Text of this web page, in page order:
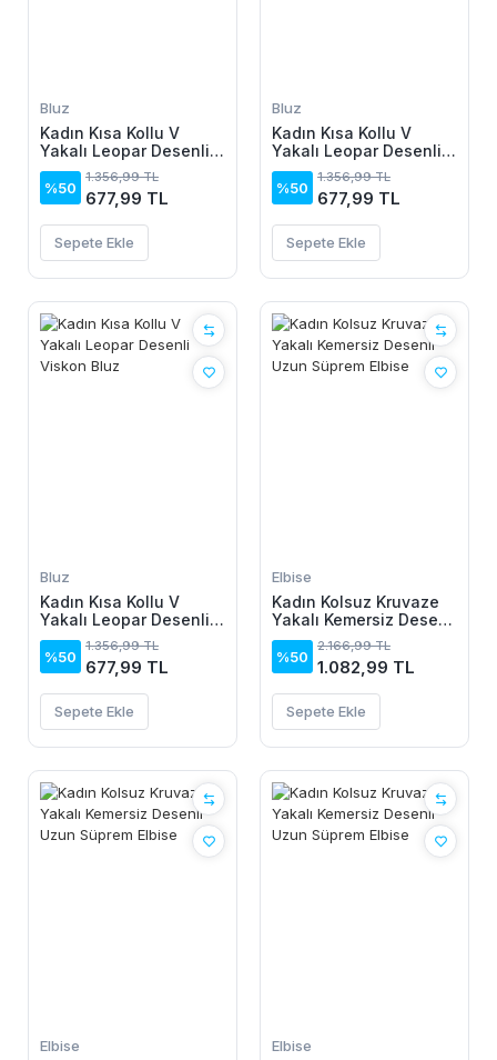
Bluz
Kadın Kısa Kollu V
Yakalı Leopar Desenli
Viskon Bluz
%50
1.356,99 TL
677,99 TL
Sepete Ekle
Bluz
Kadın Kısa Kollu V
Yakalı Leopar Desenli
Viskon Bluz
%50
1.356,99 TL
677,99 TL
Sepete Ekle
Bluz
Kadın Kısa Kollu V
Yakalı Leopar Desenli
Viskon Bluz
%50
1.356,99 TL
677,99 TL
Sepete Ekle
Elbise
Kadın Kolsuz Kruvaze
Yakalı Kemersiz Desenli
Uzun Süprem Elbise
%50
2.166,99 TL
1.082,99 TL
Sepete Ekle
Elbise Elbise